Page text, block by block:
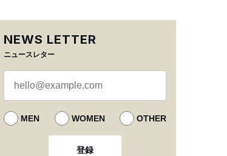
NEWS LETTER
ニュースレター
MEN WOMEN OTHER
登録